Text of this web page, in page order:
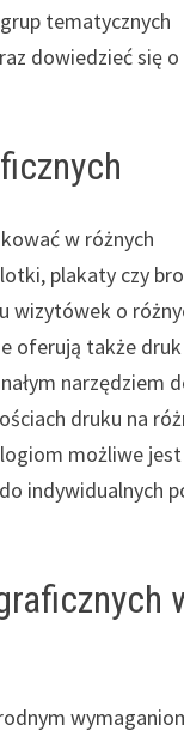
tematycznych
dowiedzieć się o
w różnych
plakaty czy
wizytówek o
oferują także druk
narzędziem
druku na
możliwe
indywidualnych